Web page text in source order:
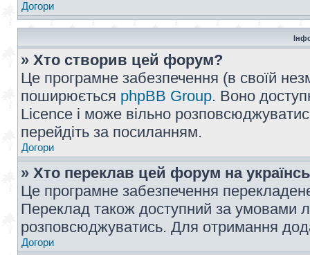
Догори
» Хто створив цей форум?
Це програмне забезпечення (в своїй
поширюється phpBB Group. Воно
Licence і може вільно
перейдіть за посиланням.
Догори
» Хто переклав цей форум на
Це програмне забезпечення
Переклад також доступний за умовами
розповсюджуватись. Для отримання
Догори